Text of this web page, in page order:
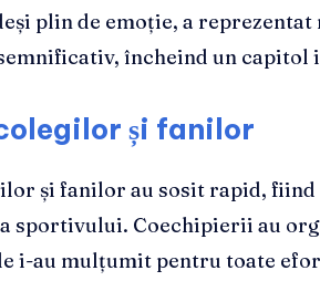
plin de emoție, a
încheind un capitol
și fanilor
și fanilor au sosit rapid, fiind
sportivului. Coechipierii au
i-au mulțumit pentru toate